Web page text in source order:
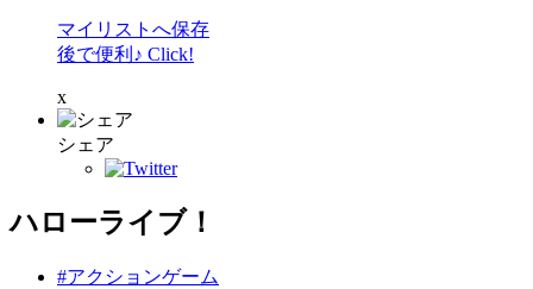
マイリストへ保存
後で便利♪ Click!
x
シェア
ハローライブ！
#アクションゲーム